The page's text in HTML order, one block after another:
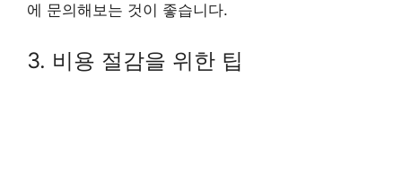
에 문의해보는 것이 좋습니다.
3. 비용 절감을 위한 팁